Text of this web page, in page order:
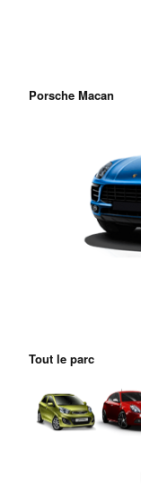
Porsche Macan
Tout le parc